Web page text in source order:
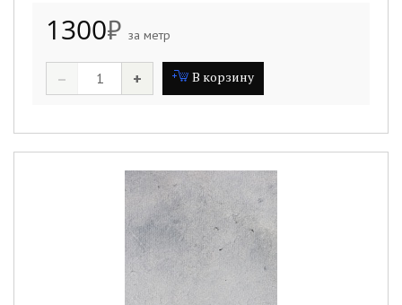
1300₽ за метр
– + В корзину